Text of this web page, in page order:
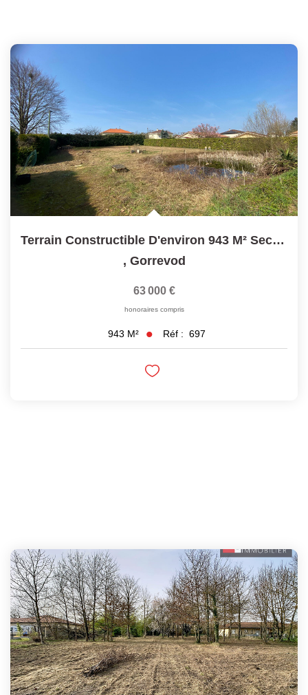
Terrain Constructible D'environ 943 M² Secteur Calme -...
, Gorrevod
63 000 €
honoraires compris
943 M² Réf : 697